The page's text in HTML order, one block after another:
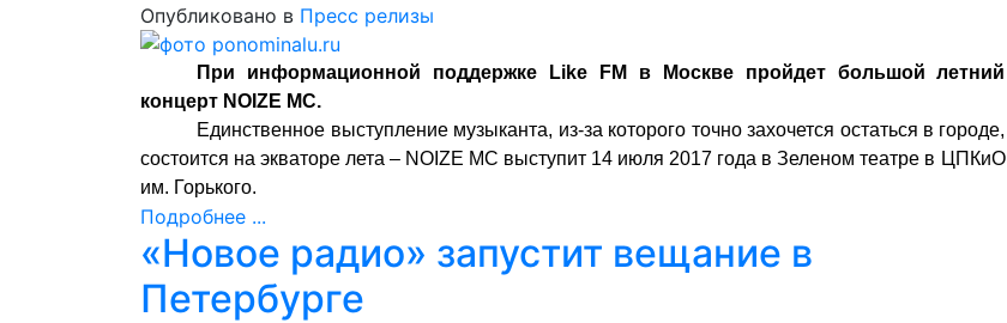
Опубликовано в Пресс релизы
При информационной поддержке Like FM в Москве пройдет большой летний
концерт NOIZE MC.
Единственное выступление музыканта, из-за которого точно захочется остаться в городе,
состоится на экваторе лета – NOIZE MC выступит 14 июля 2017 года в Зеленом театре в ЦПКиО
им. Горького.
Подробнее ...
«Новое радио» запустит вещание в
Петербурге